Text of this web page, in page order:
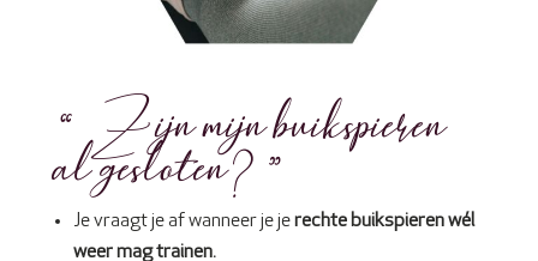
“Zijn mijn buikspieren
al gesloten?”
Je vraagt je af wanneer je jerechte buikspieren wél
weer mag trainen.